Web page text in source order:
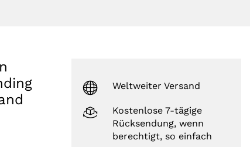
Weltweiter Versand
Kostenlose 7-tägige
Rücksendung, wenn
berechtigt, so einfach